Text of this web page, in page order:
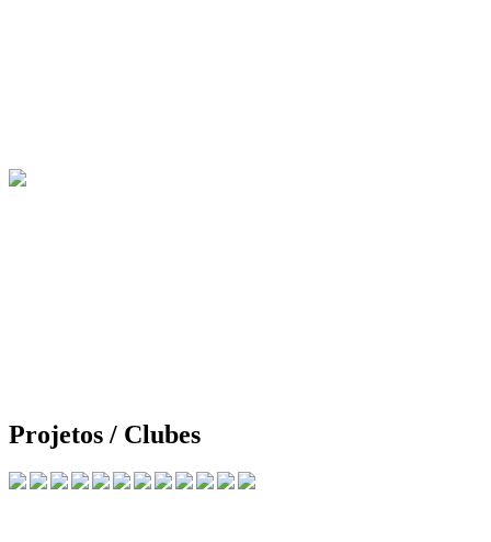
Projetos / Clubes